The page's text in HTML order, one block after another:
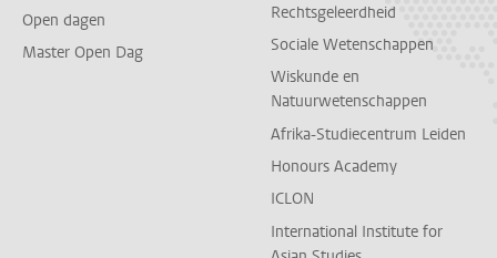
Open dagen
Master Open Dag
Rechtsgeleerdheid
Sociale Wetenschappen
Wiskunde en
Natuurwetenschappen
Afrika-Studiecentrum Leiden
Honours Academy
ICLON
International Institute for